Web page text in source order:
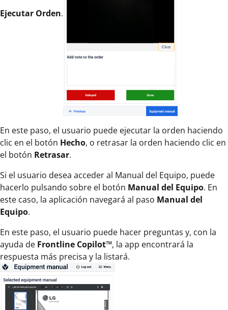
Ejecutar Orden.
En este paso, el usuario puede ejecutar la orden haciendo
clic en el botón Hecho, o retrasar la orden haciendo clic en
el botón Retrasar.
Si el usuario desea acceder al Manual del Equipo, puede
hacerlo pulsando sobre el botón Manual del Equipo. En
este caso, la aplicación navegará al paso Manual del
Equipo.
En este paso, el usuario puede hacer preguntas y, con la
ayuda de Frontline Copilot™, la app encontrará la
respuesta más precisa y la listará.